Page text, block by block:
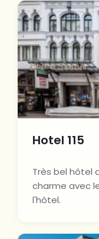
Hotel 115
Très bel hôtel
charme avec
l'hôtel.